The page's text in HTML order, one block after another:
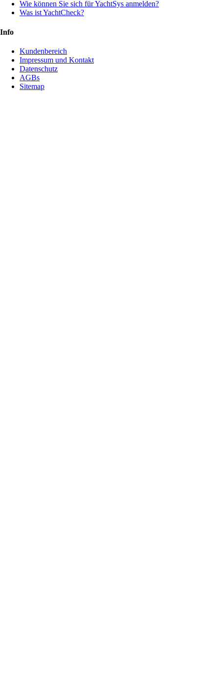
Wie können Sie sich für YachtSys anmelden?
Was ist YachtCheck?
Info
Kundenbereich
Impressum und Kontakt
Datenschutz
AGBs
Sitemap